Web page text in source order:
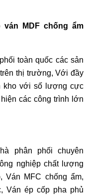
ván MDF chống ẩm
toàn quốc các sản
thị trường, Với đầy
kho với số lượng cực
các công trình lớn
phân phối chuyên
nghiệp chất lượng
Ván MFC chống ẩm,
Ván ép cốp pha phủ